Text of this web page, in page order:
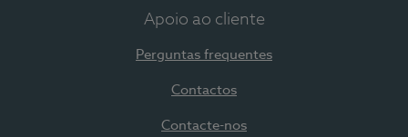
Apoio ao cliente
Perguntas frequentes
Contactos
Contacte-nos